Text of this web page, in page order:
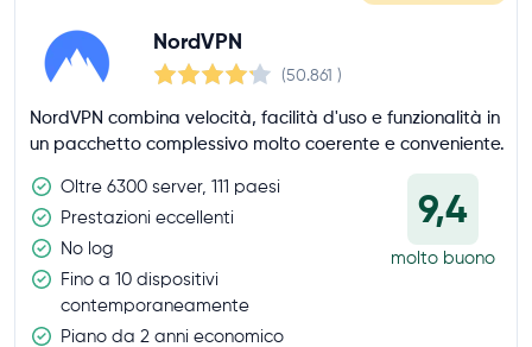
NordVPN
(50.861 )
NordVPN combina velocità, facilità d'uso e funzionalità in
un pacchetto complessivo molto coerente e conveniente.
Oltre 6300 server, 111 paesi
Prestazioni eccellenti
No log
Fino a 10 dispositivi
contemporaneamente
Piano da 2 anni economico
9,4
molto buono